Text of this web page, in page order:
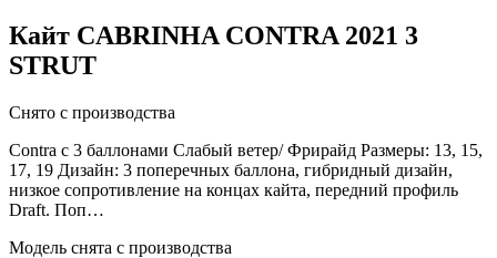
Кайт CABRINHA CONTRA 2021 3
STRUT
Снято с производства
Contra c 3 баллонами Слабый ветер/ Фрирайд Размеры: 13, 15,
17, 19 Дизайн: 3 поперечных баллона, гибридный дизайн,
низкое сопротивление на концах кайта, передний профиль
Draft. Поп…
Модель снята с производства